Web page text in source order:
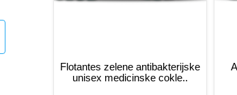
Flotantes zelene antibakterijske
unisex medicinske cokle..